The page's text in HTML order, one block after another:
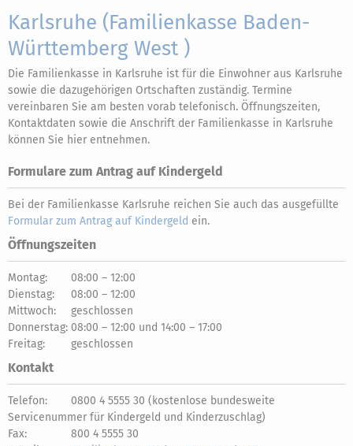
Karlsruhe (Familienkasse Baden-
Württemberg West )
Die Familienkasse in Karlsruhe ist für die Einwohner aus Karlsruhe
sowie die dazugehörigen Ortschaften zuständig. Termine
vereinbaren Sie am besten vorab telefonisch. Öffnungszeiten,
Kontaktdaten sowie die Anschrift der Familienkasse in Karlsruhe
können Sie hier entnehmen.
Formulare zum Antrag auf Kindergeld
Bei der Familienkasse Karlsruhe reichen Sie auch das ausgefüllte
Formular zum Antrag auf Kindergeld ein.
Öffnungszeiten
Montag:
08:00 – 12:00
Dienstag:
08:00 – 12:00
Mittwoch:
geschlossen
Donnerstag: 08:00 – 12:00 und 14:00 – 17:00
Freitag:
geschlossen
Kontakt
Telefon:
0800 4 5555 30 (kostenlose bundesweite
Servicenummer für Kindergeld und Kinderzuschlag)
Fax:
800 4 5555 30